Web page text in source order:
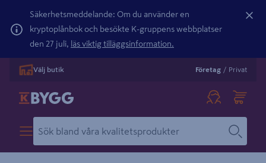
Säkerhetsmeddelande: Om du använder en
kryptoplånbok och besökte K-gruppens webbplatser
den 27 juli, läs viktig tilläggsinformation.
Välj butik Företag / Privat